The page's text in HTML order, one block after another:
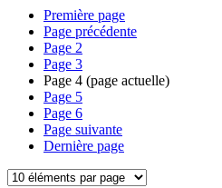
Première page
Page précédente
Page 2
Page 3
Page 4 (page actuelle)
Page 5
Page 6
Page suivante
Dernière page